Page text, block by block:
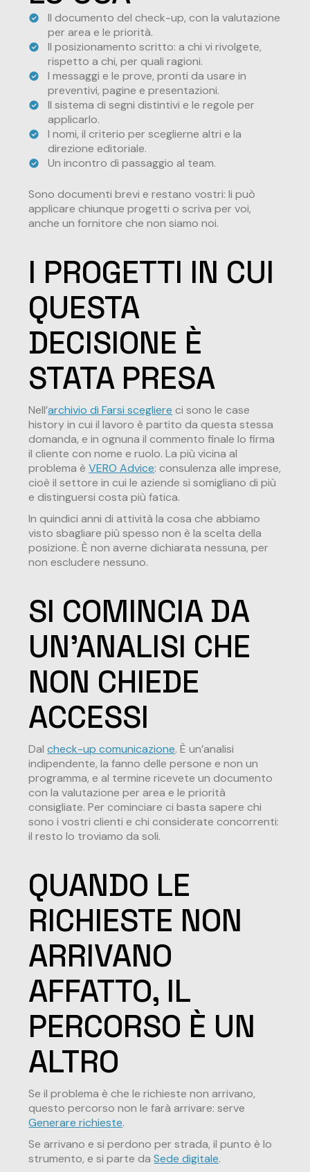
Il documento del check-up, con la valutazione
per area e le priorità.
Il posizionamento scritto: a chi vi rivolgete,
rispetto a chi, per quali ragioni.
I messaggi e le prove, pronti da usare in
preventivi, pagine e presentazioni.
Il sistema di segni distintivi e le regole per
applicarlo.
I nomi, il criterio per sceglierne altri e la
direzione editoriale.
Un incontro di passaggio al team.
Sono documenti brevi e restano vostri: li può
applicare chiunque progetti o scriva per voi,
anche un fornitore che non siamo noi.
I PROGETTI IN CUI
QUESTA
DECISIONE È
STATA PRESA
Nell’archivio di Farsi scegliere ci sono le case
history in cui il lavoro è partito da questa stessa
domanda, e in ognuna il commento finale lo firma
il cliente con nome e ruolo. La più vicina al
problema èVERO Advice: consulenza alle imprese,
cioè il settore in cui le aziende si somigliano di più
e distinguersi costa più fatica.
In quindici anni di attività la cosa che abbiamo
visto sbagliare più spesso non è la scelta della
posizione. È non averne dichiarata nessuna, per
non escludere nessuno.
SI COMINCIA DA
UN'ANALISI CHE
NON CHIEDE
ACCESSI
Dalcheck-up comunicazione. È un’analisi
indipendente, la fanno delle persone e non un
programma, e al termine ricevete un documento
con la valutazione per area e le priorità
consigliate. Per cominciare ci basta sapere chi
sono i vostri clienti e chi considerate concorrenti:
il resto lo troviamo da soli.
QUANDO LE
RICHIESTE NON
ARRIVANO
AFFATTO, IL
PERCORSO È UN
ALTRO
Se il problema è che le richieste non arrivano,
questo percorso non le farà arrivare: serve
Generare richieste.
Se arrivano e si perdono per strada, il punto è lo
strumento, e si parte daSede digitale.